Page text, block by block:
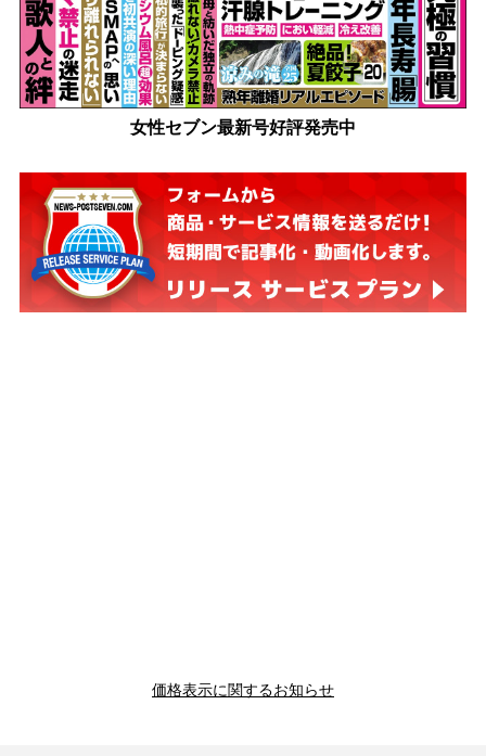
女性セブン最新号好評発売中
価格表示に関するお知らせ